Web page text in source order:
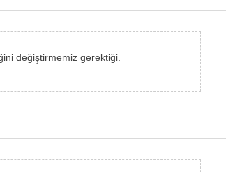
değiştirmemiz gerektiği.